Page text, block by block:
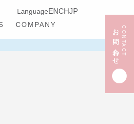
COMPANY
LanguageENCHJP
CONTACT
お問い合わせ